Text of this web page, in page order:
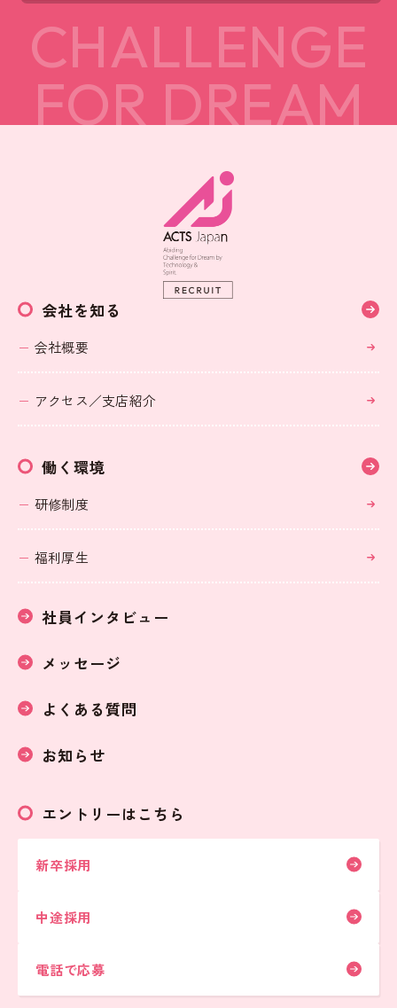
会社を知る
会社概要
アクセス／支店紹介
働く環境
研修制度
福利厚生
社員インタビュー
メッセージ
よくある質問
お知らせ
エントリーはこちら
新卒採用
中途採用
電話で応募